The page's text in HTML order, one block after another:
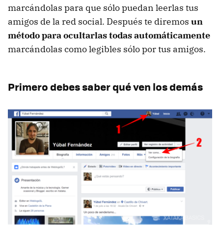
marcándolas para que sólo puedan leerlas tus
amigos de la red social. Después te diremos un
método para ocultarlas todas automáticamente
marcándolas como legibles sólo por tus amigos.
Primero debes saber qué ven los demás